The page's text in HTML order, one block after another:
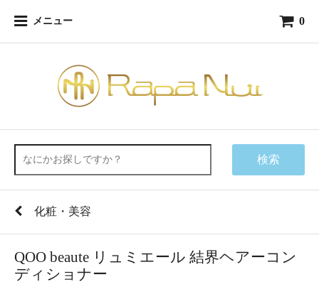
メニュー 0
検索
化粧・美容
QOO beaute リュミエール 結界ヘアーコン
ディショナー